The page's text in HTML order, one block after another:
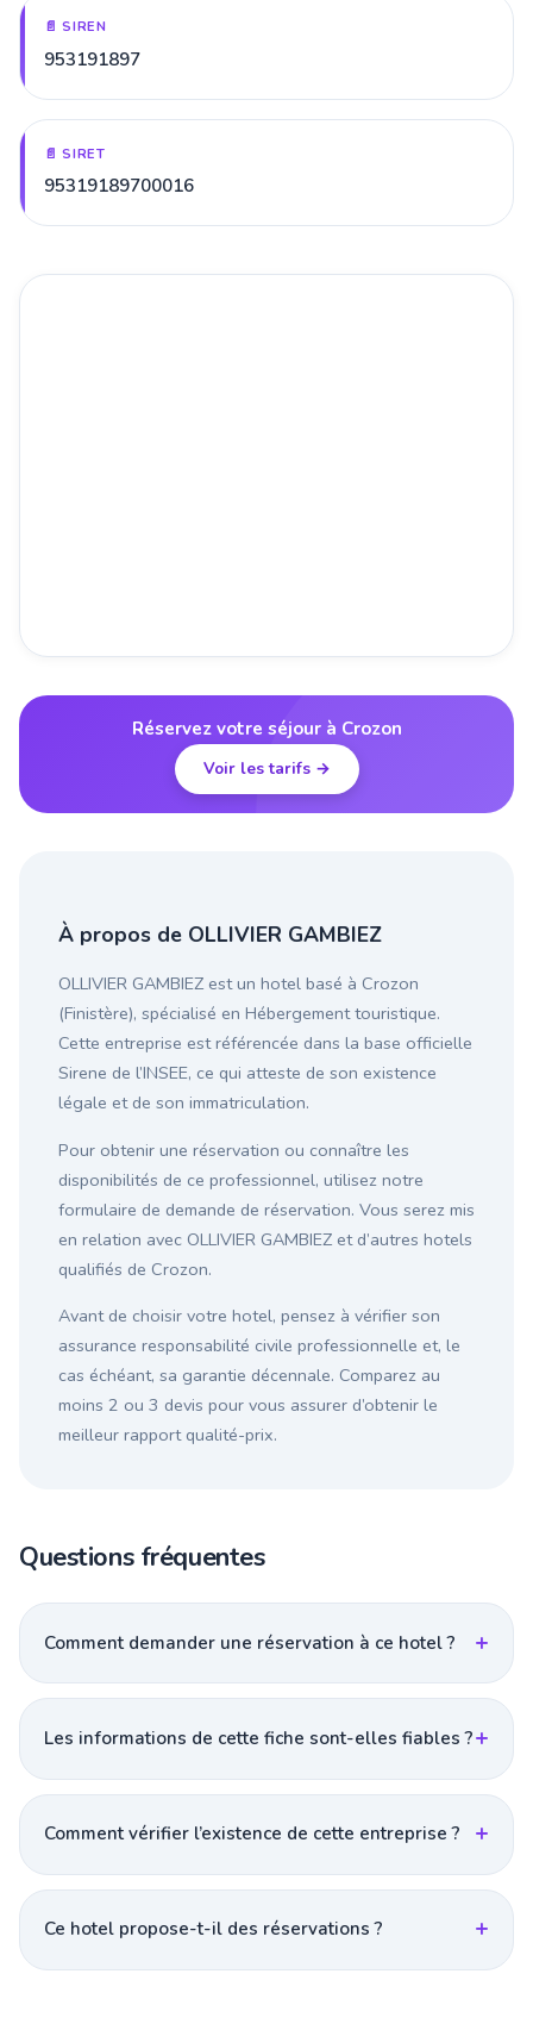
📄 SIREN
953191897
📄 SIRET
95319189700016
Réservez votre séjour à Crozon
Voir les tarifs →
À propos de OLLIVIER GAMBIEZ
OLLIVIER GAMBIEZ est un hotel basé à Crozon
(Finistère), spécialisé en Hébergement touristique.
Cette entreprise est référencée dans la base officielle
Sirene de l’INSEE, ce qui atteste de son existence
légale et de son immatriculation.
Pour obtenir une réservation ou connaître les
disponibilités de ce professionnel, utilisez notre
formulaire de demande de réservation. Vous serez mis
en relation avec OLLIVIER GAMBIEZ et d’autres hotels
qualifiés de Crozon.
Avant de choisir votre hotel, pensez à vérifier son
assurance responsabilité civile professionnelle et, le
cas échéant, sa garantie décennale. Comparez au
moins 2 ou 3 devis pour vous assurer d’obtenir le
meilleur rapport qualité-prix.
Questions fréquentes
Comment demander une réservation à ce hotel ?
Les informations de cette fiche sont-elles fiables ?
Comment vérifier l’existence de cette entreprise ?
Ce hotel propose-t-il des réservations ?